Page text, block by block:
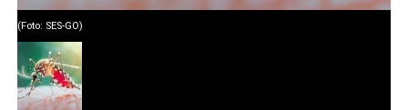
(Foto: SES-GO)